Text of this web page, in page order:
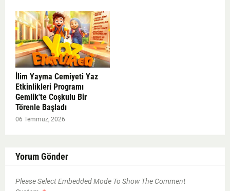
İlim Yayma Cemiyeti Yaz
Etkinlikleri Programı
Gemlik'te Coşkulu Bir
Törenle Başladı
06 Temmuz, 2026
Yorum Gönder
Please Select Embedded Mode To Show The Comment